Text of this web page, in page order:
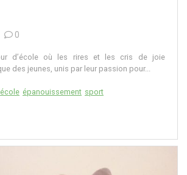
0
d’école où les rires et les cris de joie
des jeunes, unis par leur passion pour...
école épanouissement sport